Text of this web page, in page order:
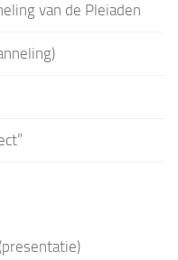
van de Pleiaden